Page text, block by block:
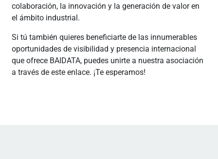
colaboración, la innovación y la generación de valor en
el ámbito industrial.
Si tú también quieres beneficiarte de las innumerables
oportunidades de visibilidad y presencia internacional
que ofrece BAIDATA, puedes unirte a nuestra asociación
a través de este enlace. ¡Te esperamos!